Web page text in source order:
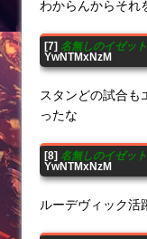
わからんからそれ
[7] 名無しのイゼッ
YwNTMxNzM
スタンどの試合も
ったな
[8] 名無しのイゼッ
YwNTMxNzM
ルーデヴィック活